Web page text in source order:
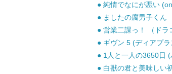
● 純情でなにが悪い
● ましたの腐男子くん
● 営業二課っ！ （ド
● ギヴン 5 (ディアプ
● 1人と一人の3650日
● 白獣の君と美味しい